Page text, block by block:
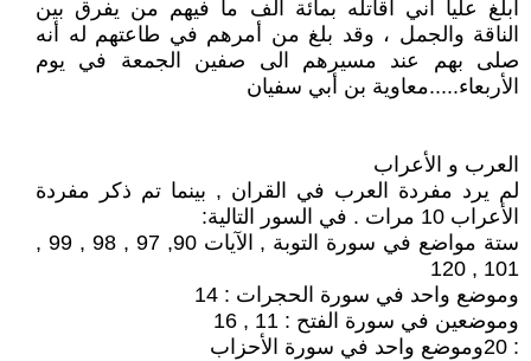
أبلغ علياً أني أُقاتله بمائة ألف ما فيهم من يفرق بين
الناقة والجمل ، وقد بلغ من أمرهم في طاعتهم له أنه
صلى بهم عند مسيرهم الى صفين الجمعة في يوم
الأربعاء.....معاوية بن أبي سفيان
العرب و الأعراب
لم يرد مفردة العرب في القران , بينما تم ذكر مفردة
الأعراب 10 مرات . في السور التالية:
ستة مواضع في سورة التوبة , الآيات 90, 97 , 98 , 99 ,
101 , 120
وموضع واحد في سورة الحجرات : 14
وموضعين في سورة الفتح : 11 , 16
: 20وموضع واحد في سورة الأحزاب